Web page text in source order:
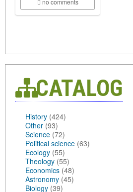
no comments
CATALOG
History (424)
Other (93)
Science (72)
Political science (63)
Ecology (55)
Theology (55)
Economics (48)
Astronomy (45)
Biology (39)